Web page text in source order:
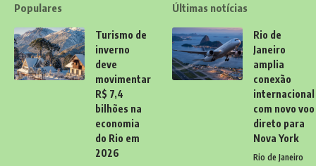
Populares
Turismo de
inverno
deve
movimentar
R$ 7,4
bilhões na
economia
do Rio em
2026
Últimas notícias
Rio de
Janeiro
amplia
conexão
internacional
com novo voo
direto para
Nova York
Rio de Janeiro